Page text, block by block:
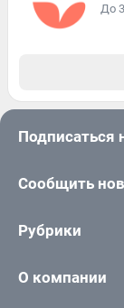
До
Подписаться
Сообщить
Рубрики
О компании